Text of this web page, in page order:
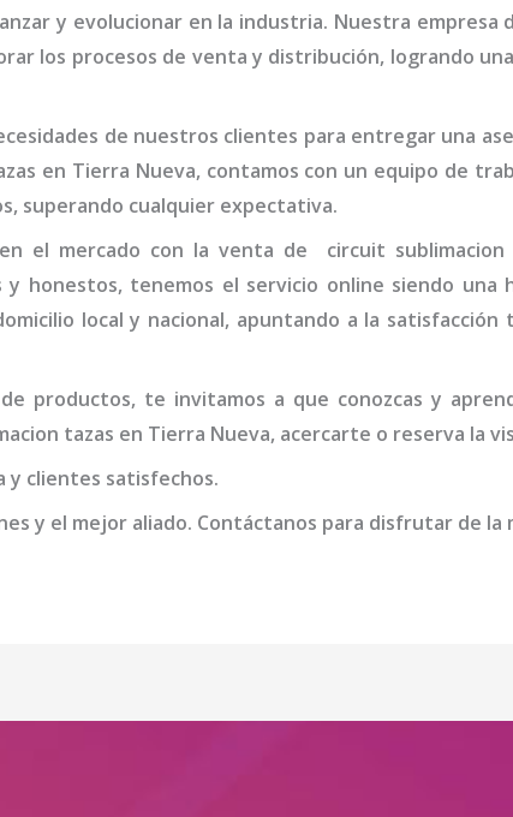
y evolucionar en la industria. Nuestra empresa
los procesos de venta y distribución, logrando
de nuestros clientes para entregar una
en Tierra Nueva, contamos con un equipo de
superando cualquier expectativa.
el mercado con la venta de circuit sublimacion
y honestos, tenemos el servicio online siendo una
local y nacional, apuntando a la
productos, te invitamos a que conozcas y
tazas en Tierra Nueva, acercarte o reserva la
y clientes satisfechos.
y el mejor aliado. Contáctanos para disfrutar de la